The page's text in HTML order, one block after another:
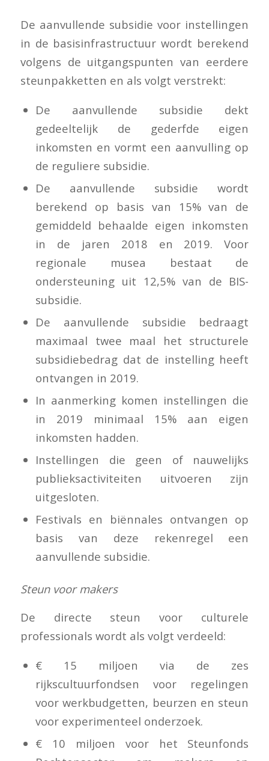
De aanvullende subsidie voor instellingen
in de basisinfrastructuur wordt berekend
volgens de uitgangspunten van eerdere
steunpakketten en als volgt verstrekt:
De aanvullende subsidie dekt
gedeeltelijk de gederfde eigen
inkomsten en vormt een aanvulling op
de reguliere subsidie.
De aanvullende subsidie wordt
berekend op basis van 15% van de
gemiddeld behaalde eigen inkomsten
in de jaren 2018 en 2019. Voor
regionale musea bestaat de
ondersteuning uit 12,5% van de BIS-
subsidie.
De aanvullende subsidie bedraagt
maximaal twee maal het structurele
subsidiebedrag dat de instelling heeft
ontvangen in 2019.
In aanmerking komen instellingen die
in 2019 minimaal 15% aan eigen
inkomsten hadden.
Instellingen die geen of nauwelijks
publieksactiviteiten uitvoeren zijn
uitgesloten.
Festivals en biënnales ontvangen op
basis van deze rekenregel een
aanvullende subsidie.
Steun voor makers
De directe steun voor culturele
professionals wordt als volgt verdeeld:
€ 15 miljoen via de zes
rijkscultuurfondsen voor regelingen
voor werkbudgetten, beurzen en steun
voor experimenteel onderzoek.
€ 10 miljoen voor het Steunfonds